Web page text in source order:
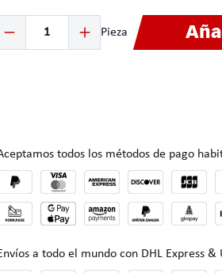
del producto: introduce la cantidad
Pieza
todos los métodos de pago
a todo el mundo con DHL Express &